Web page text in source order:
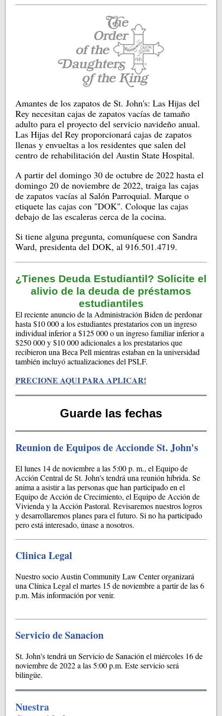
Amantes de los zapatos de St. John's: Las Hijas del
Rey necesitan cajas de zapatos vacías de tamaño
adulto para el proyecto del servicio navideño anual.
Las Hijas del Rey proporcionará cajas de zapatos
llenas y envueltas a los residentes que salen del
centro de rehabilitación del Austin State Hospital.
A partir del domingo 30 de octubre de 2022 hasta el
domingo 20 de noviembre de 2022, traiga las cajas
de zapatos vacías al Salón Parroquial. Marque o
etiquete las cajas con "DOK". Coloque las cajas
debajo de las escaleras cerca de la cocina.
Si tiene alguna pregunta, comuníquese con Sandra
Ward, presidenta del DOK, al 916.501.4719.
¿Tienes Deuda Estudiantil? Solicite el
alivio de la deuda de préstamos
estudiantiles
El reciente anuncio de la Administración Biden de perdonar
hasta $10 000 a los estudiantes prestatarios con un ingreso
individual inferior a $125 000 o un ingreso familiar inferior a
$250 000 y $10 000 adicionales a los prestatarios que
recibieron una Beca Pell mientras estaban en la universidad
también incluyó actualizaciones del PSLF.
PRECIONE AQUI PARA APLICAR!
Guarde las fechas
Reunion de Equipos de Accionde St. John's
El lunes 14 de noviembre a las 5:00 p. m., el Equipo de
Acción Central de St. John's tendrá una reunión híbrida. Se
anima a asistir a las personas que han participado en el
Equipo de Acción de Crecimiento, el Equipo de Acción de
Vivienda y la Acción Pastoral. Revisaremos nuestros logros
y desarrollaremos planes para el futuro. Si no ha participado
pero está interesado, únase a nosotros.
Clinica Legal
Nuestro socio Austin Community Law Center organizará
una Clínica Legal el martes 15 de noviembre a partir de las 6
p.m. Más información por venir.
Servicio de Sanacion
St. John's tendrá un Servicio de Sanación el miércoles 16 de
noviembre de 2022 a las 5:00 p.m. Este servicio será
bilingüe.
Nuestra